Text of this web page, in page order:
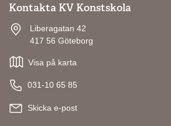
Kontakta KV Konstskola
Liberagatan 42
417 56 Göteborg
Visa på karta
031-10 65 85
Skicka e-post